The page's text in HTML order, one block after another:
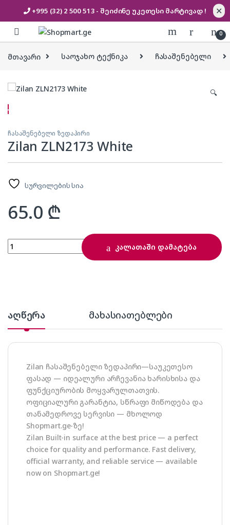
+995 (32) 2 500 513 - შეიძინე უკეთესი მარტივად ! ✕
Skip to navigation
Skip to content
0
მთავარი საოჯახო ტექნიკა ჩასაშენებელი
🔍
ჩასაშენებელი ზედაპირი
Zilan ZLN2173 White
სურვილების სია
65.0 ₾
Zilan ZLN2173 White quantity კალათაში დამატება
აღწერა მახასიათებლები
Zilan ჩასაშენებელი ზედაპირი—საუკეთესო
ფასად — იდეალური არჩევანია ხარისხისა და
ფუნქციურობის მოყვარულთათვის.
ოფიციალური გარანტია, სწრაფი მიწოდება და
თანამედროვე სერვისი — მხოლოდ
Shopmart.ge-ზე!
Zilan Built-in surface at the best price — a perfect
choice for quality and performance. Fast delivery,
official warranty, and reliable service — available
now on Shopmart.ge!